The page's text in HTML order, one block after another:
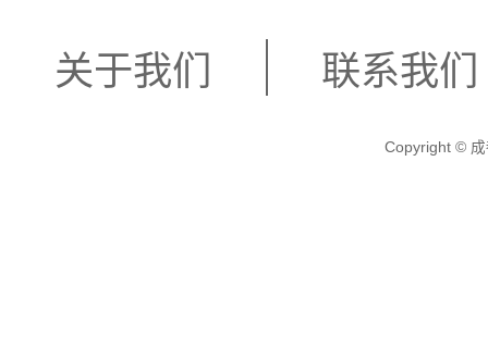
关于我们 联系我们
Copyright © 成